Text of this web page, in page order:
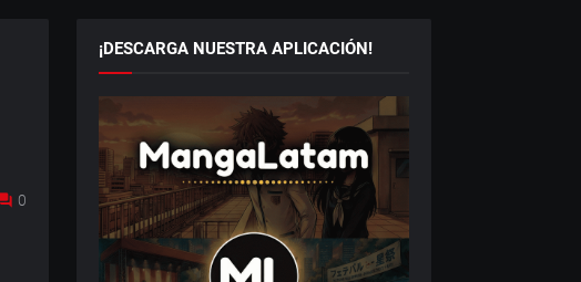
0
¡DESCARGA NUESTRA APLICACIÓN!